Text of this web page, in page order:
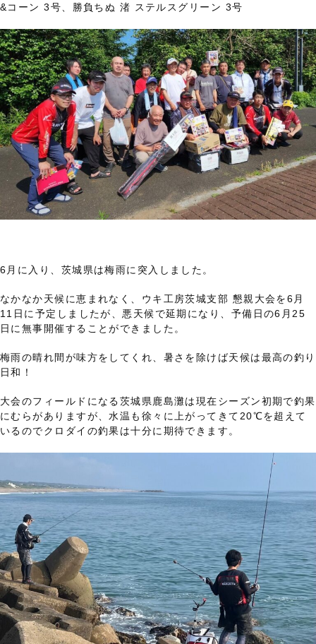
&コーン 3号、勝負ちぬ 渚 ステルスグリーン 3号
6月に入り、茨城県は梅雨に突入しました。
なかなか天候に恵まれなく、ウキ工房茨城支部 懇親大会を6月
11日に予定しましたが、悪天候で延期になり、予備日の6月25
日に無事開催することができました。
梅雨の晴れ間が味方をしてくれ、暑さを除けば天候は最高の釣り
日和！
大会のフィールドになる茨城県鹿島灘は現在シーズン初期で釣果
にむらがありますが、水温も徐々に上がってきて20℃を超えて
いるのでクロダイの釣果は十分に期待できます。